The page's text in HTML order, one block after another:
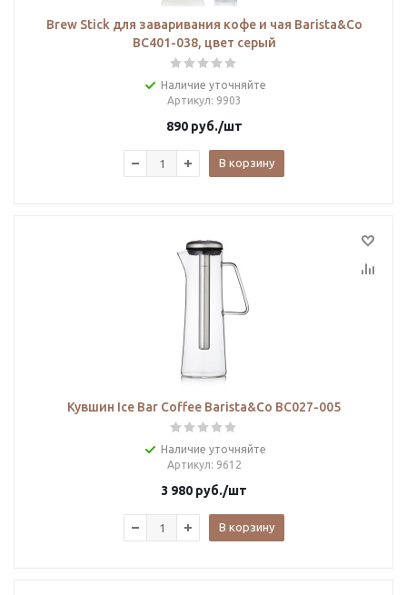
Brew Stick для заваривания кофе и чая Barista&Co
BC401-038, цвет серый
Наличие уточняйте
Артикул: 9903
890руб./шт
В корзину
Кувшин Ice Bar Coffee Barista&Co BC027-005
Наличие уточняйте
Артикул: 9612
3 980 руб./шт
В корзину